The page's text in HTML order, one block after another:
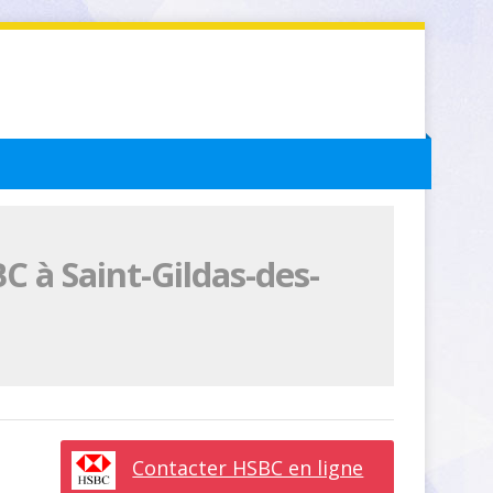
à Saint-Gildas-des-
Contacter HSBC en ligne